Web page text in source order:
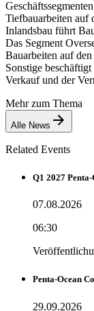
Tiefbauarbeiten auf
Inlandsbau führt
Das Segment
Bauarbeiten auf
Sonstige
Verkauf und der
Mehr zum Thema
Alle News
Related Events
Q1 2027
07.08.2026
06:30
Penta-Ocean
29.09.2026